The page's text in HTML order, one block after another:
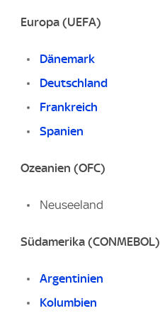
Europa (UEFA)
Dänemark
Deutschland
Frankreich
Spanien
Ozeanien (OFC)
Neuseeland
Südamerika (CONMEBOL)
Argentinien
Kolumbien